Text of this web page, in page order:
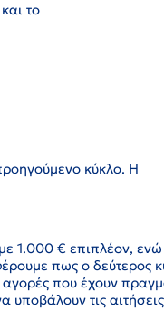
το
κύκλο. Η
1.000 € επιπλέον,
πως ο δεύτερος
αγορές που έχουν
υποβάλουν τις